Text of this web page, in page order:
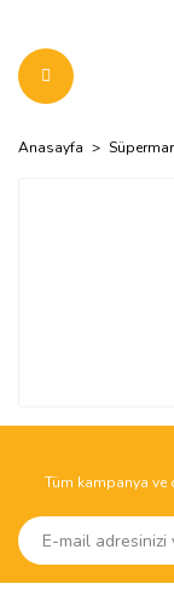
Anasayfa
Tüm kampanya